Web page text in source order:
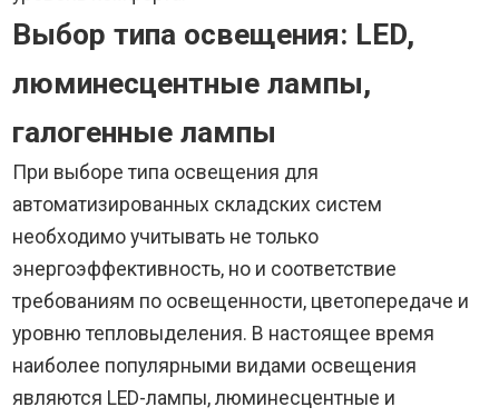
Выбор типа освещения: LED,
люминесцентные лампы,
галогенные лампы
При выборе типа освещения для
автоматизированных складских систем
необходимо учитывать не только
энергоэффективность, но и соответствие
требованиям по освещенности, цветопередаче и
уровню тепловыделения. В настоящее время
наиболее популярными видами освещения
являются LED-лампы, люминесцентные и